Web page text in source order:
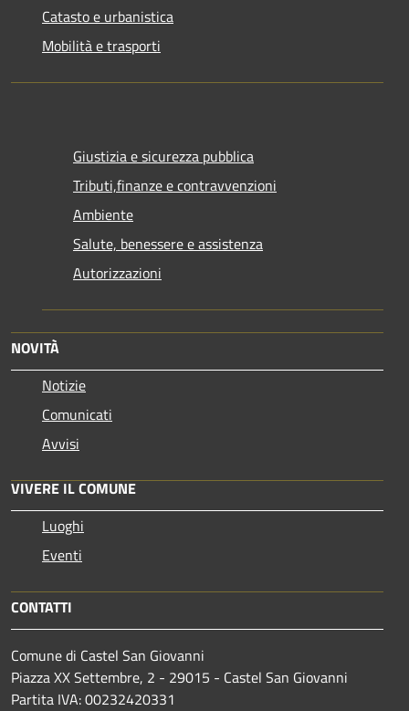
Catasto e urbanistica
Mobilità e trasporti
Giustizia e sicurezza pubblica
Tributi,finanze e contravvenzioni
Ambiente
Salute, benessere e assistenza
Autorizzazioni
NOVITÀ
Notizie
Comunicati
Avvisi
VIVERE IL COMUNE
Luoghi
Eventi
CONTATTI
Comune di Castel San Giovanni
Piazza XX Settembre, 2 - 29015 - Castel San Giovanni
Partita IVA: 00232420331